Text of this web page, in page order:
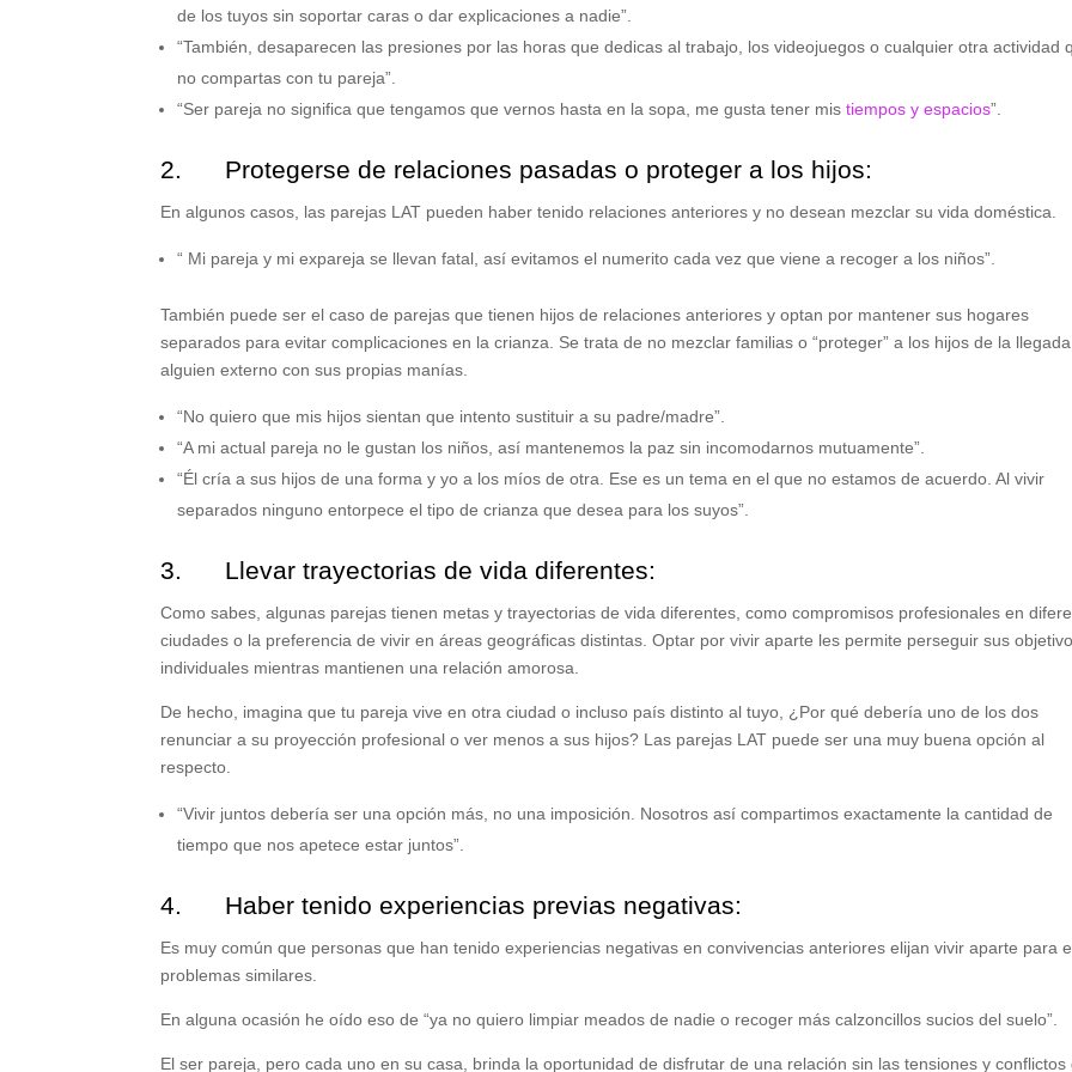
de los tuyos sin soportar caras o dar explicaciones a nadie”.
“También, desaparecen las presiones por las horas que dedicas al trabajo, los videojuegos o cualquier otra actividad
no compartas con tu pareja”.
“Ser pareja no significa que tengamos que vernos hasta en la sopa, me gusta tener mistiempos y espacios”.
2. Protegerse de relaciones pasadas o proteger a los hijos:
En algunos casos, las parejas LAT pueden haber tenido relaciones anteriores y no desean mezclar su vida doméstica.
“ Mi pareja y mi expareja se llevan fatal, así evitamos el numerito cada vez que viene a recoger a los niños”.
También puede ser el caso de parejas que tienen hijos de relaciones anteriores y optan por mantener sus hogares
separados para evitar complicaciones en la crianza. Se trata de no mezclar familias o “proteger” a los hijos de la
alguien externo con sus propias manías.
“No quiero que mis hijos sientan que intento sustituir a su padre/madre”.
“A mi actual pareja no le gustan los niños, así mantenemos la paz sin incomodarnos mutuamente”.
“Él cría a sus hijos de una forma y yo a los míos de otra. Ese es un tema en el que no estamos de acuerdo. Al vivir
separados ninguno entorpece el tipo de crianza que desea para los suyos”.
3. Llevar trayectorias de vida diferentes:
Como sabes, algunas parejas tienen metas y trayectorias de vida diferentes, como compromisos profesionales en
ciudades o la preferencia de vivir en áreas geográficas distintas. Optar por vivir aparte les permite perseguir sus
individuales mientras mantienen una relación amorosa.
De hecho, imagina que tu pareja vive en otra ciudad o incluso país distinto al tuyo, ¿Por qué debería uno de los dos
renunciar a su proyección profesional o ver menos a sus hijos? Las parejas LAT puede ser una muy buena opción al
respecto.
“Vivir juntos debería ser una opción más, no una imposición. Nosotros así compartimos exactamente la cantidad de
tiempo que nos apetece estar juntos”.
4. Haber tenido experiencias previas negativas:
Es muy común que personas que han tenido experiencias negativas en convivencias anteriores elijan vivir aparte para
problemas similares.
En alguna ocasión he oído eso de “ya no quiero limpiar meados de nadie o recoger más calzoncillos sucios del suelo”.
El ser pareja, pero cada uno en su casa, brinda la oportunidad de disfrutar de una relación sin las tensiones y conflictos